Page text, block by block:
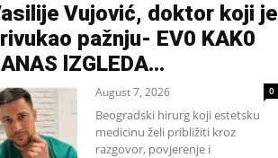
Vujović, doktor koji je
pažnju- EV0 KAK0
lZGLEDA…
August 7, 2026 0
Beogradski hirurg koji estetsku
medicinu želi približiti kroz
razgovor, povjerenje i